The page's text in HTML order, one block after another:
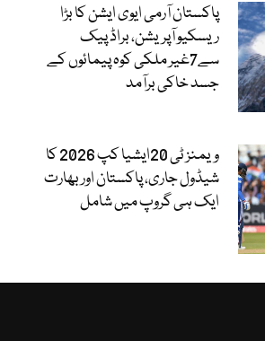
پاکستان آرمی ایوی ایشن کا بڑا
ریسکیو آپریشن، براڈ پیک
سے7غیر ملکی کوہ پیمائوں کے
جسد خاکی برآمد
ویمنز ٹی 20ایشیا کپ 2026 کا
شیڈول جاری، پاکستان اور بھارت
ایک ہی گروپ میں شامل